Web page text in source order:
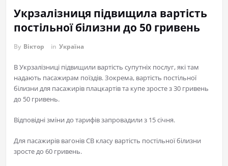
Укрзалізниця підвищила вартість
постільної білизни до 50 гривень
By Віктор in Україна
В Укрзалізниці підвищили вартість супутніх послуг, які там
надають пасажирам поїздів. Зокрема, вартість постільної
білизни для пасажирів плацкартів та купе зросте з 30 гривень
до 50 гривень.
Відповідні зміни до тарифів запровадили з 15 січня.
Для пасажирів вагонів СВ класу вартість постільної білизни
зросте до 60 гривень.